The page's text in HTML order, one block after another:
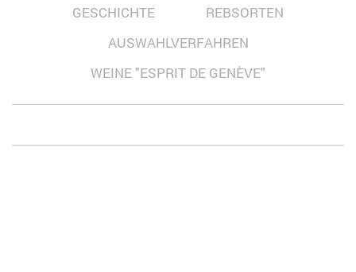
GESCHICHTE
REBSORTEN
AUSWAHLVERFAHREN
WEINE "ESPRIT DE GENÈVE"